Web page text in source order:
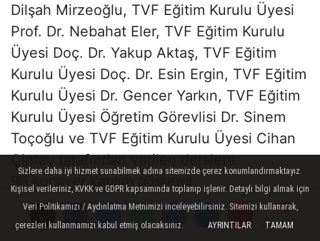
Yorumlar
Yorumlar
Yorumlar
Yorumlar
Dilşah Mirzeoğlu, TVF Eğitim Kurulu Üyesi
Prof. Dr. Nebahat Eler, TVF Eğitim Kurulu
Üyesi Doç. Dr. Yakup Aktaş, TVF Eğitim
Kurulu Üyesi Doç. Dr. Esin Ergin, TVF Eğitim
Kurulu Üyesi Dr. Gencer Yarkın, TVF Eğitim
Kurulu Üyesi Öğretim Görevlisi Dr. Sinem
Toçoğlu ve TVF Eğitim Kurulu Üyesi Cihan
Çintay tarafından verilen derslere
96 kursiyer katılım gösterdi.
Kurs 29 Haziran 2025 tarihinde Gaziemir
Fuarı Konferans Salonunda yapılan teknik-
Sizlere daha iyi hizmet sunabilmek adına sitemizde çerez konumlandırmaktayız.
Kişisel verileriniz, KVKK ve GDPR kapsamında toplanıp işlenir. Detaylı bilgi almak için
Veri Politikamızı / Aydınlatma Metnimizi inceleyebilirsiniz. Sitemizi kullanarak,
çerezleri kullanmamızı kabul etmiş olacaksınız.
AYRINTILAR TAMAM